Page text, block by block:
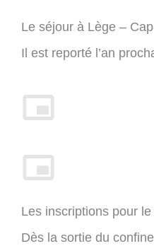
Le séjour à Lège –
Il est reporté l’an
Les inscriptions pour
Dès la sortie du